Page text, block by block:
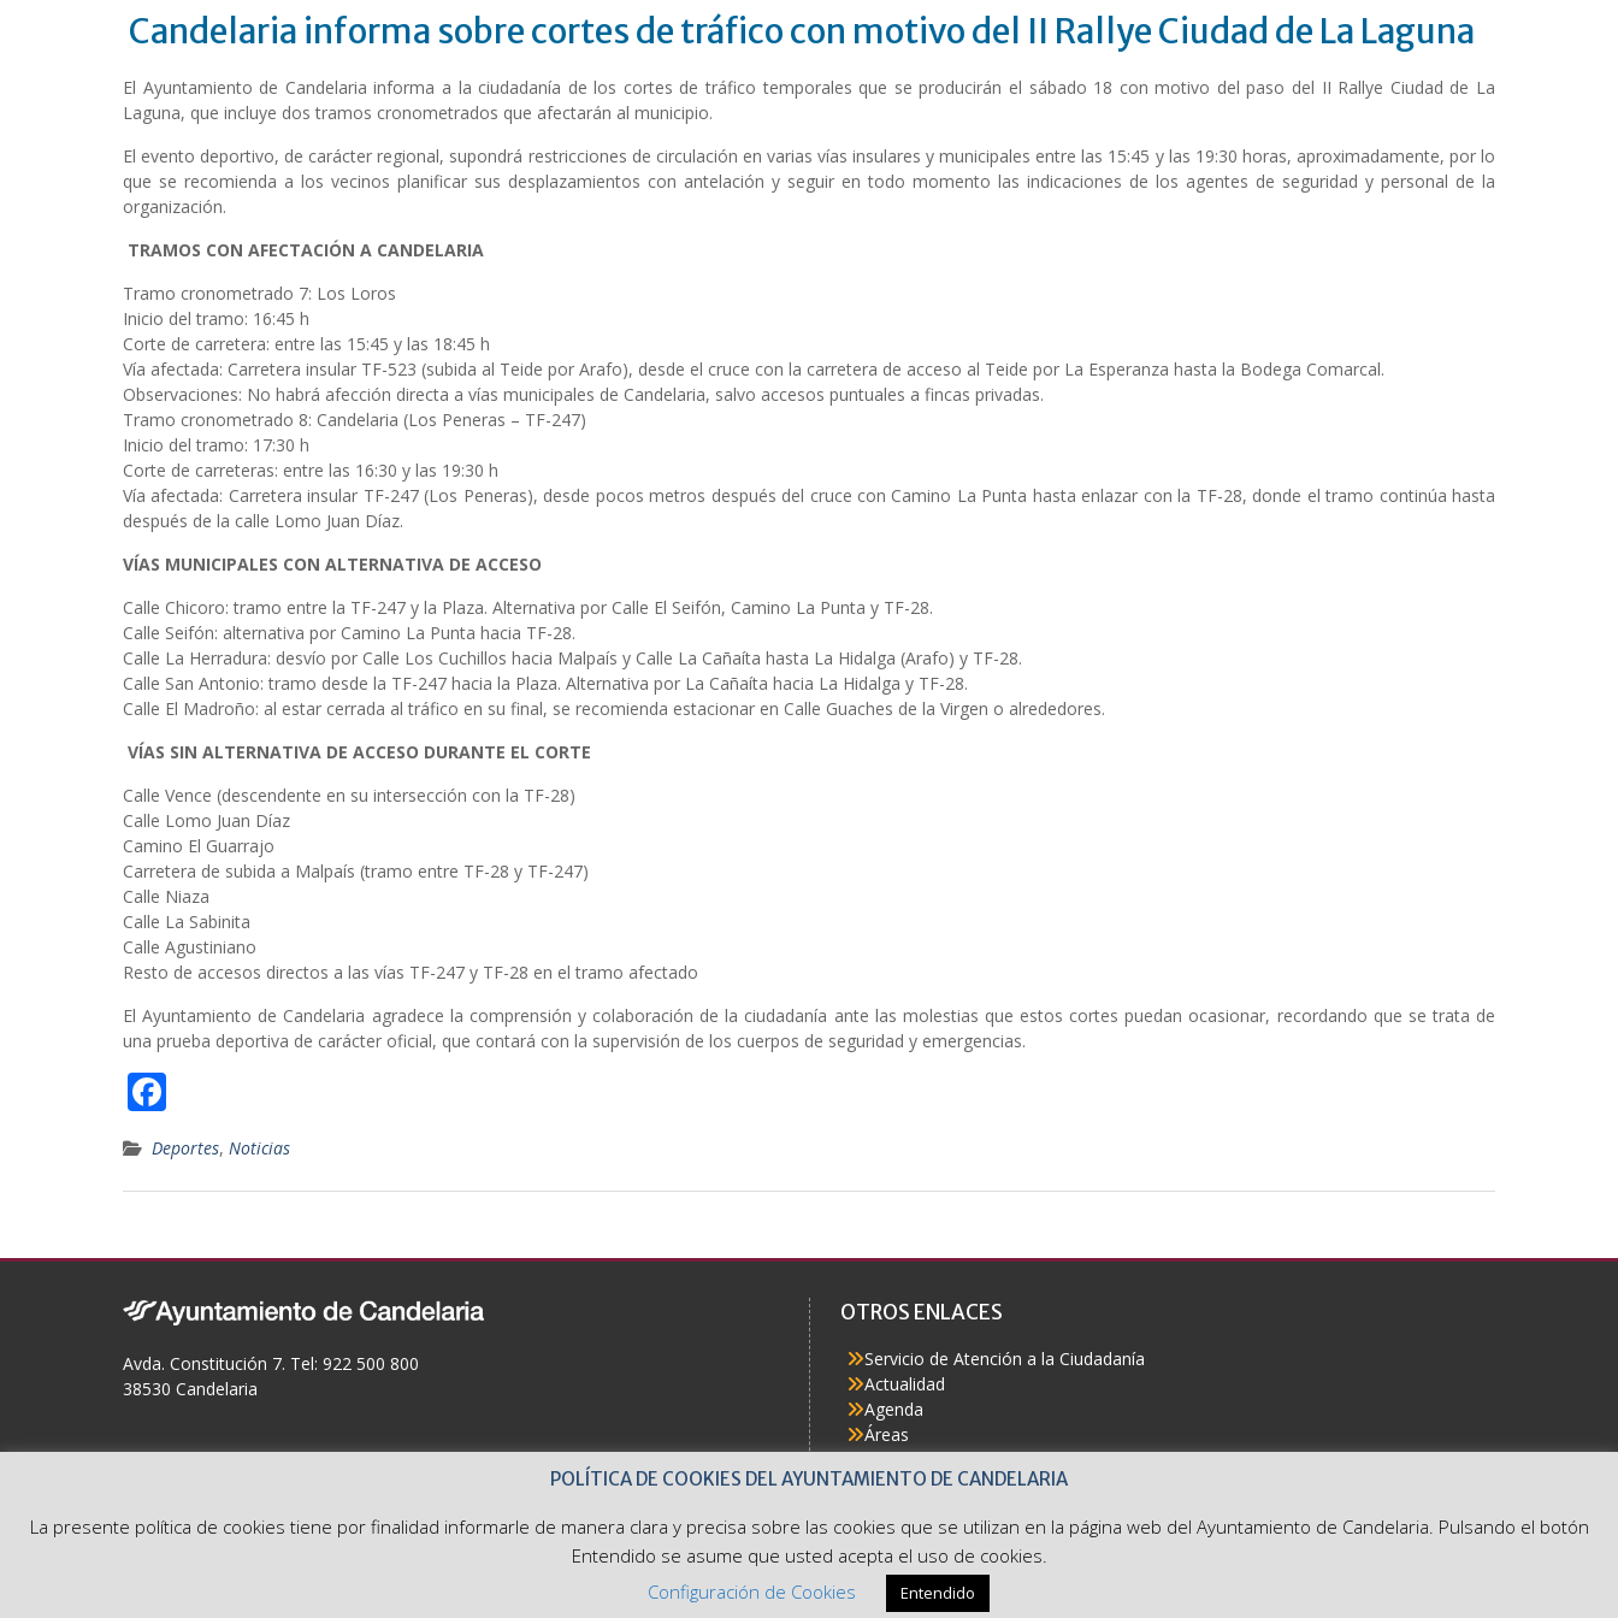
Candelaria informa sobre cortes de tráfico con motivo del II Rallye Ciudad de La Laguna
El Ayuntamiento de Candelaria informa a la ciudadanía de los cortes de tráfico temporales que se producirán el sábado 18 con motivo del paso del II Rallye Ciudad de La
Laguna, que incluye dos tramos cronometrados que afectarán al municipio.
El evento deportivo, de carácter regional, supondrá restricciones de circulación en varias vías insulares y municipales entre las 15:45 y las 19:30 horas, aproximadamente, por lo
que se recomienda a los vecinos planificar sus desplazamientos con antelación y seguir en todo momento las indicaciones de los agentes de seguridad y personal de la
organización.
TRAMOS CON AFECTACIÓN A CANDELARIA
Tramo cronometrado 7: Los Loros
Inicio del tramo: 16:45 h
Corte de carretera: entre las 15:45 y las 18:45 h
Vía afectada: Carretera insular TF-523 (subida al Teide por Arafo), desde el cruce con la carretera de acceso al Teide por La Esperanza hasta la Bodega Comarcal.
Observaciones: No habrá afección directa a vías municipales de Candelaria, salvo accesos puntuales a fincas privadas.
Tramo cronometrado 8: Candelaria (Los Peneras – TF-247)
Inicio del tramo: 17:30 h
Corte de carreteras: entre las 16:30 y las 19:30 h
Vía afectada: Carretera insular TF-247 (Los Peneras), desde pocos metros después del cruce con Camino La Punta hasta enlazar con la TF-28, donde el tramo continúa hasta
después de la calle Lomo Juan Díaz.
VÍAS MUNICIPALES CON ALTERNATIVA DE ACCESO
Calle Chicoro: tramo entre la TF-247 y la Plaza. Alternativa por Calle El Seifón, Camino La Punta y TF-28.
Calle Seifón: alternativa por Camino La Punta hacia TF-28.
Calle La Herradura: desvío por Calle Los Cuchillos hacia Malpaís y Calle La Cañaíta hasta La Hidalga (Arafo) y TF-28.
Calle San Antonio: tramo desde la TF-247 hacia la Plaza. Alternativa por La Cañaíta hacia La Hidalga y TF-28.
Calle El Madroño: al estar cerrada al tráfico en su final, se recomienda estacionar en Calle Guaches de la Virgen o alrededores.
VÍAS SIN ALTERNATIVA DE ACCESO DURANTE EL CORTE
Calle Vence (descendente en su intersección con la TF-28)
Calle Lomo Juan Díaz
Camino El Guarrajo
Carretera de subida a Malpaís (tramo entre TF-28 y TF-247)
Calle Niaza
Calle La Sabinita
Calle Agustiniano
Resto de accesos directos a las vías TF-247 y TF-28 en el tramo afectado
El Ayuntamiento de Candelaria agradece la comprensión y colaboración de la ciudadanía ante las molestias que estos cortes puedan ocasionar, recordando que se trata de
una prueba deportiva de carácter oficial, que contará con la supervisión de los cuerpos de seguridad y emergencias.
ac
e
b
o
k
Deportes, Noticias
Avda. Constitución 7. Tel: 922 500 800
38530 Candelaria
OTROS ENLACES
Servicio de Atención a la Ciudadanía
Actualidad
Agenda
Áreas
Accesibilidad
Ayuntamiento de Candelaria. Avda. Constitución 7. Tel: 922 500 800
POLÍTICA DE COOKIES DEL AYUNTAMIENTO DE CANDELARIA
La presente política de cookies tiene por finalidad informarle de manera clara y precisa sobre las cookies que se utilizan en la página web del Ayuntamiento de Candelaria. Pulsando el botón
Entendido se asume que usted acepta el uso de cookies.
Configuración de Cookies
Entendido